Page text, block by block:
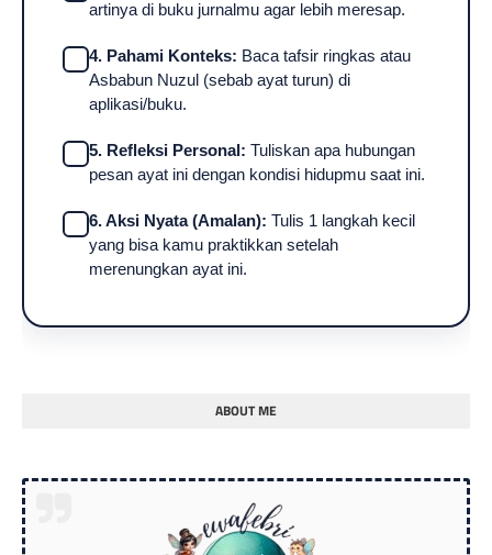
artinya di buku jurnalmu agar lebih meresap.
4. Pahami Konteks: Baca tafsir ringkas atau
Asbabun Nuzul (sebab ayat turun) di
aplikasi/buku.
5. Refleksi Personal: Tuliskan apa hubungan
pesan ayat ini dengan kondisi hidupmu saat ini.
6. Aksi Nyata (Amalan): Tulis 1 langkah kecil
yang bisa kamu praktikkan setelah
merenungkan ayat ini.
ABOUT ME